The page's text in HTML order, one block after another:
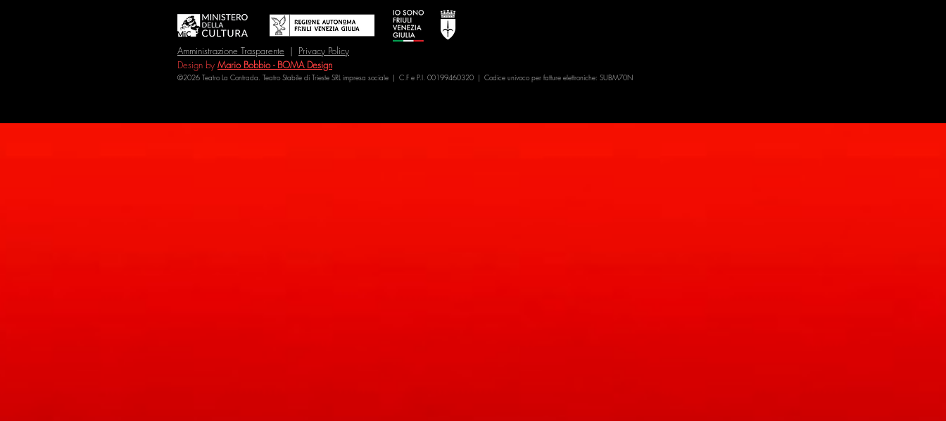
Amministrazione Trasparente | Privacy Policy
Design by Mario Bobbio - BOMA Design
©2026 Teatro La Contrada. Teatro Stabile di Trieste SRL impresa sociale | C.F e P.I. 00199460320 | Codice univoco per fatture elettroniche: SUBM70N